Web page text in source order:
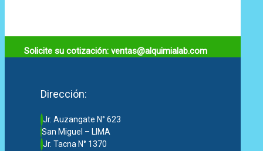
Solicite su cotización: ventas@alquimialab.com
Dirección:
Jr. Auzangate N° 623
San Miguel – LIMA
Jr. Tacna N° 1370